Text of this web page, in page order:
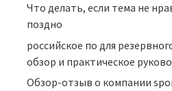
Что делать, если тема не
поздно
российское по для
обзор и практическое
Обзор-отзыв о компании